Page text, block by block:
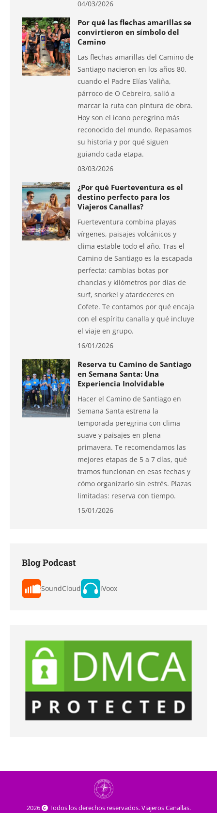
04/03/2026
Por qué las flechas amarillas se
convirtieron en símbolo del
Camino
Las flechas amarillas del Camino de
Santiago nacieron en los años 80,
cuando el Padre Elías Valiña,
párroco de O Cebreiro, salió a
marcar la ruta con pintura de obra.
Hoy son el icono peregrino más
reconocido del mundo. Repasamos
su historia y por qué siguen
guiando cada etapa.
03/03/2026
¿Por qué Fuerteventura es el
destino perfecto para los
Viajeros Canallas?
Fuerteventura combina playas
vírgenes, paisajes volcánicos y
clima estable todo el año. Tras el
Camino de Santiago es la escapada
perfecta: cambias botas por
chanclas y kilómetros por días de
surf, snorkel y atardeceres en
Cofete. Te contamos por qué encaja
con el espíritu canalla y qué incluye
el viaje en grupo.
16/01/2026
Reserva tu Camino de Santiago
en Semana Santa: Una
Experiencia Inolvidable
Hacer el Camino de Santiago en
Semana Santa estrena la
temporada peregrina con clima
suave y paisajes en plena
primavera. Te recomendamos las
mejores etapas de 5 a 7 días, qué
tramos funcionan en esas fechas y
cómo organizarlo sin estrés. Plazas
limitadas: reserva con tiempo.
15/01/2026
Blog Podcast
SoundCloud iVoox
2026 Todos los derechos reservados. Viajeros Canallas.